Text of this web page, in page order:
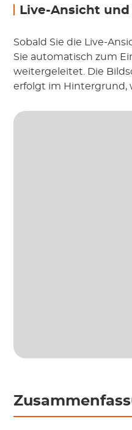
Live-Ansicht
Sobald Sie die Live-
Sie automatisch zum
weitergeleitet. Die
erfolgt im Hintergrund,